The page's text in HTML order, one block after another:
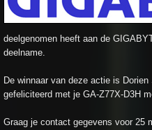
deelgenomen heeft aan de
deelname.
De winnaar van deze actie is
gefeliciteerd met je GA-Z77X-D3H
Graag je contact gegevens voor 25